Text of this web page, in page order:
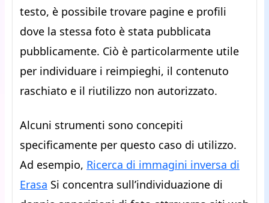
testo, è possibile trovare pagine e profili
dove la stessa foto è stata pubblicata
pubblicamente. Ciò è particolarmente utile
per individuare i reimpieghi, il contenuto
raschiato e il riutilizzo non autorizzato.
Alcuni strumenti sono concepiti
specificamente per questo caso di utilizzo.
Ad esempio, Ricerca di immagini inversa di
Erasa Si concentra sull’individuazione di